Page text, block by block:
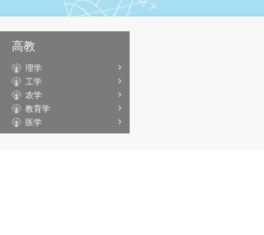
高教
理学
工学
农学
教育学
医学